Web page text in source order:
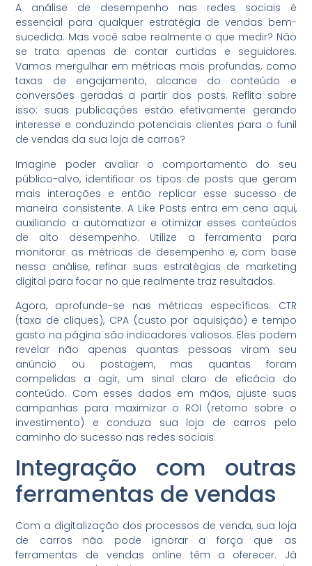
A análise de desempenho nas redes sociais é
essencial para qualquer estratégia de vendas bem-
sucedida. Mas você sabe realmente o que medir? Não
se trata apenas de contar curtidas e seguidores.
Vamos mergulhar em métricas mais profundas, como
taxas de engajamento, alcance do conteúdo e
conversões geradas a partir dos posts. Reflita sobre
isso: suas publicações estão efetivamente gerando
interesse e conduzindo potenciais clientes para o funil
de vendas da sua loja de carros?
Imagine poder avaliar o comportamento do seu
público-alvo, identificar os tipos de posts que geram
mais interações e então replicar esse sucesso de
maneira consistente. A Like Posts entra em cena aqui,
auxiliando a automatizar e otimizar esses conteúdos
de alto desempenho. Utilize a ferramenta para
monitorar as métricas de desempenho e, com base
nessa análise, refinar suas estratégias de marketing
digital para focar no que realmente traz resultados.
Agora, aprofunde-se nas métricas específicas: CTR
(taxa de cliques), CPA (custo por aquisição) e tempo
gasto na página são indicadores valiosos. Eles podem
revelar não apenas quantas pessoas viram seu
anúncio ou postagem, mas quantas foram
compelidas a agir, um sinal claro de eficácia do
conteúdo. Com esses dados em mãos, ajuste suas
campanhas para maximizar o ROI (retorno sobre o
investimento) e conduza sua loja de carros pelo
caminho do sucesso nas redes sociais.
Integração com outras
ferramentas de vendas
Com a digitalização dos processos de venda, sua loja
de carros não pode ignorar a força que as
ferramentas de vendas online têm a oferecer. Já